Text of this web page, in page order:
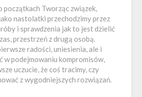
początkach Tworząc związek,
nastolatki przechodzimy przez
i sprawdzenia jak to jest dzielić
przestrzeń z drugą osobą.
radości, uniesienia, ale i
w podejmowaniu kompromisów,
uczucie, że coś tracimy, czy
z wygodniejszych rozwiązań.